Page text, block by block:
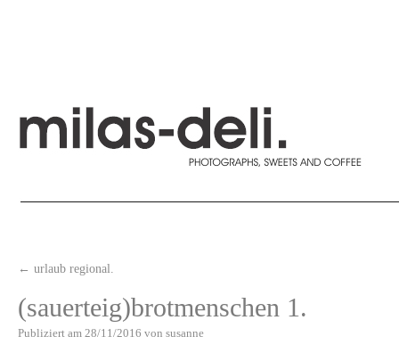
← urlaub regional.
(sauerteig)brotmenschen 1.
Publiziert am 28/11/2016 von susanne